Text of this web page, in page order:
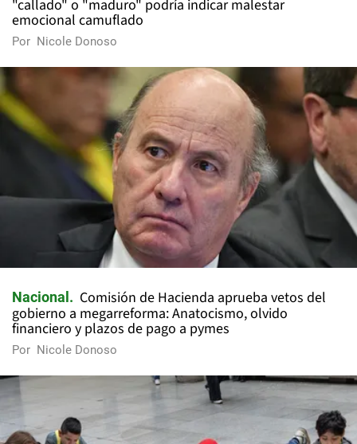
"callado" o "maduro" podría indicar malestar
emocional camuflado
Por Nicole Donoso
Nacional
Comisión de Hacienda aprueba vetos del
gobierno a megarreforma: Anatocismo, olvido
financiero y plazos de pago a pymes
Por Nicole Donoso